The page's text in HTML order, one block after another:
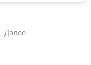
Далее